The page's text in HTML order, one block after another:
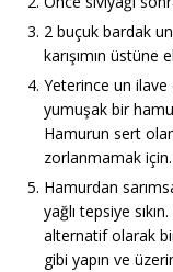
2 buçuk bardak
karışımın üstüne
Yeterince un ilave
yumuşak bir
Hamurun sert
zorlanmamak için.
Hamurdan
yağlı tepsiye
alternatif olarak
gibi yapın ve